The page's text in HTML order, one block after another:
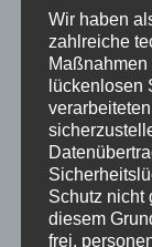
die
Im Jahr 2002
das
Hinzufügung
verbotenen
betrifft
Strafnorm des
keinen
Wir haben
zahlreiche
lückenlosen
Schutz nicht
diesem
frei,